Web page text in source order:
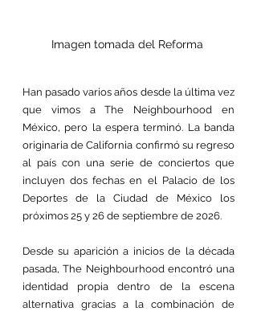
Imagen tomada del Reforma
Han pasado varios años desde la última vez
que vimos a The Neighbourhood en
México, pero la espera terminó. La banda
originaria de California confirmó su regreso
al país con una serie de conciertos que
incluyen dos fechas en el Palacio de los
Deportes de la Ciudad de México los
próximos 25 y 26 de septiembre de 2026.
Desde su aparición a inicios de la década
pasada, The Neighbourhood encontró una
identidad propia dentro de la escena
alternativa gracias a la combinación de